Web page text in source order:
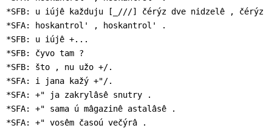
*SFB: u iújê každuju [_///] čérýz dve nidzelê , čérýz
*SFA: hoskantrol' , hoskantrol' .
*SFB: u iújê +...
*SFB: čyvo tam ?
*SFB: što , nu užo +/.
*SFA: i jana kažý +"/.
*SFA: +" ja zakrylâsê snutry .
*SFA: +" sama ú mâgazinê astalâsê .
*SFA: +" vosêm časoú večýrâ .